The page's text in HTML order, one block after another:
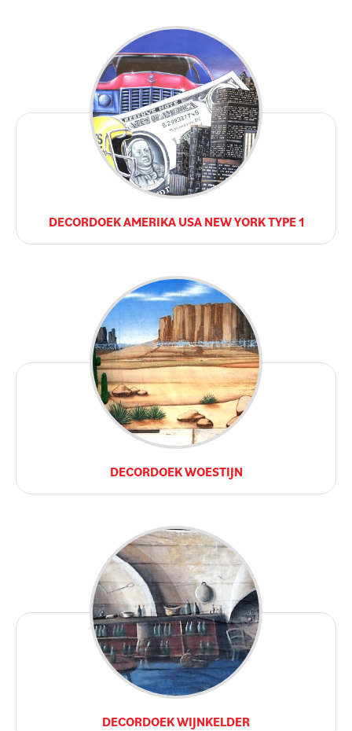
DECORDOEK AMERIKA USA NEW YORK TYPE 1
DECORDOEK WOESTIJN
DECORDOEK WIJNKELDER